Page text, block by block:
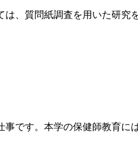
、質問紙調査を用いた研究
です。本学の保健師教育に